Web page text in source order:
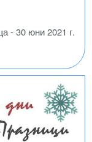
- 30 юни 2021 г.